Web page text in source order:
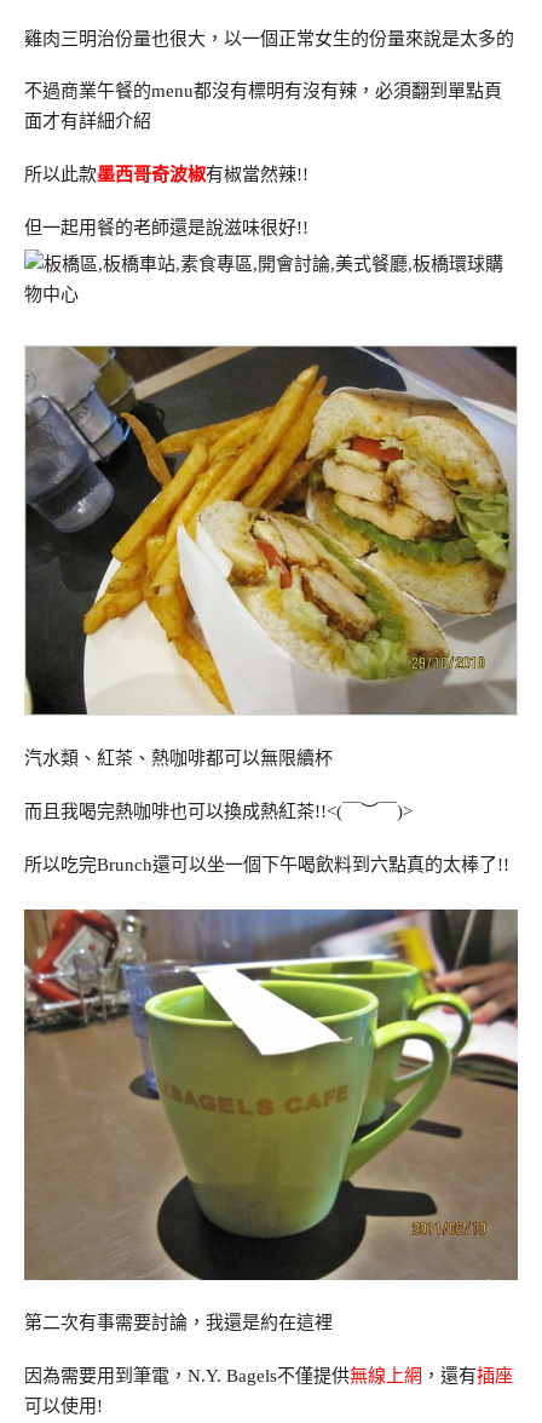
雞肉三明治份量也很大，以一個正常女生的份量來說是太多的
不過商業午餐的menu都沒有標明有沒有辣，必須翻到單點頁
面才有詳細介紹
所以此款墨西哥奇波椒有椒當然辣!!
但一起用餐的老師還是說滋味很好!!
汽水類、紅茶、熱咖啡都可以無限續杯
而且我喝完熱咖啡也可以換成熱紅茶!!<(￣︶￣)>
所以吃完Brunch還可以坐一個下午喝飲料到六點真的太棒了!!
第二次有事需要討論，我還是約在這裡
因為需要用到筆電，N.Y. Bagels不僅提供無線上網 ，還有插座
可以使用!